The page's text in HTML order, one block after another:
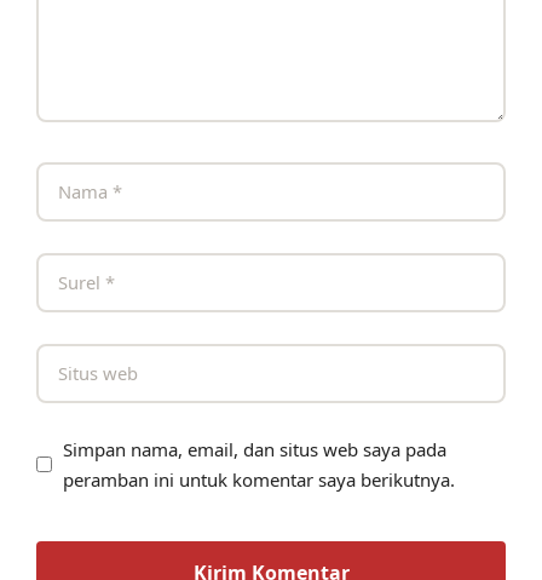
Simpan nama, email, dan situs web saya pada
peramban ini untuk komentar saya berikutnya.